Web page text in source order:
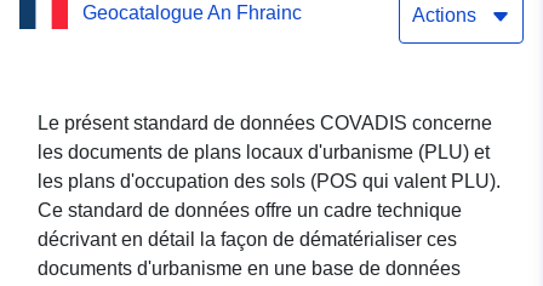
commune de Bernaville
Geocatalogue An Fhrainc Actions
Le présent standard de données COVADIS concerne
les documents de plans locaux d'urbanisme (PLU) et
les plans d'occupation des sols (POS qui valent PLU).
Ce standard de données offre un cadre technique
décrivant en détail la façon de dématérialiser ces
documents d'urbanisme en une base de données